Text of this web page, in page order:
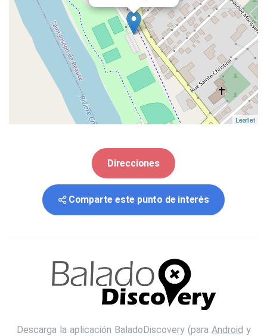
Leaflet
Direcciones
Comparte este punto de interés
Descarga la aplicación BaladoDiscovery (para Android y